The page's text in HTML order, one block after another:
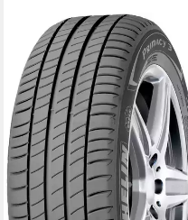
MICHELIN
Sommerreifen Primacy 3,
205/45 R17 88W
Kraftstoffeffizienz
Produktdatenblatt
Nasshaftung
Produktdatenblatt
259,99 € UVP272,99 €
-5%
lieferbar - in 4-5 Werktagen bei dir